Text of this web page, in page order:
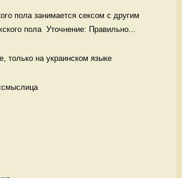
пола занимается сексом с другим
пола  Уточнение: Правильно...
только на украинском языке